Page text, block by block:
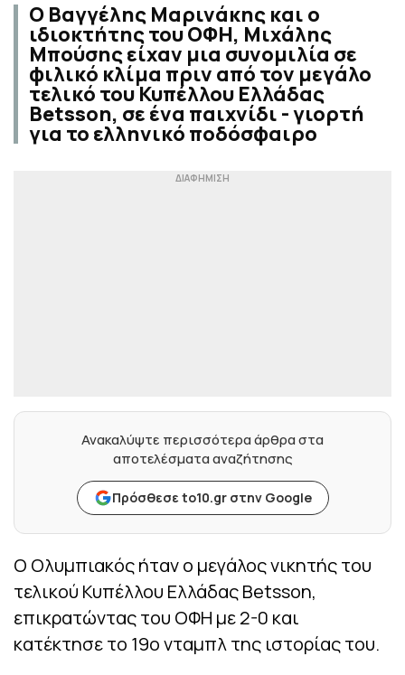
Ο Βαγγέλης Μαρινάκης και ο
ιδιοκτήτης του ΟΦΗ, Μιχάλης
Μπούσης είχαν μια συνομιλία σε
φιλικό κλίμα πριν από τον μεγάλο
τελικό του Κυπέλλου Ελλάδας
Betsson, σε ένα παιχνίδι - γιορτή
για το ελληνικό ποδόσφαιρο
Ανακαλύψτε περισσότερα άρθρα στα
αποτελέσματα αναζήτησης
Πρόσθεσε to10.gr στην Google
Ο Ολυμπιακός ήταν ο μεγάλος νικητής του
τελικού Κυπέλλου Ελλάδας Betsson,
επικρατώντας του ΟΦΗ με 2-0 και
κατέκτησε το 19ο νταμπλ της ιστορίας του.